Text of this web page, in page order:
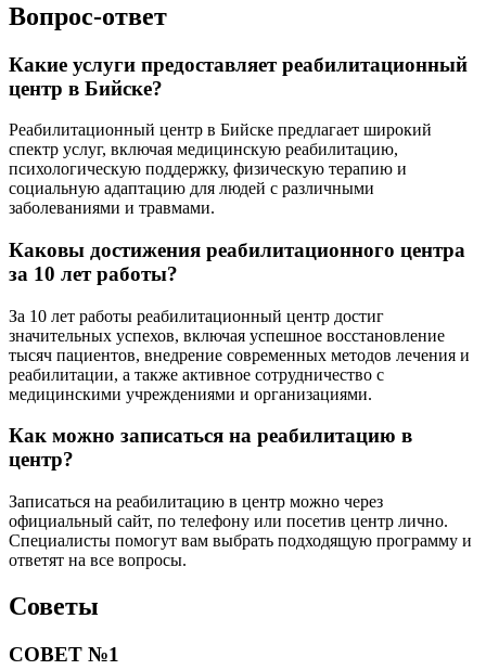
Вопрос-ответ
Какие услуги предоставляет реабилитационный
центр в Бийске?
Реабилитационный центр в Бийске предлагает широкий
спектр услуг, включая медицинскую реабилитацию,
психологическую поддержку, физическую терапию и
социальную адаптацию для людей с различными
заболеваниями и травмами.
Каковы достижения реабилитационного центра
за 10 лет работы?
За 10 лет работы реабилитационный центр достиг
значительных успехов, включая успешное восстановление
тысяч пациентов, внедрение современных методов лечения и
реабилитации, а также активное сотрудничество с
медицинскими учреждениями и организациями.
Как можно записаться на реабилитацию в
центр?
Записаться на реабилитацию в центр можно через
официальный сайт, по телефону или посетив центр лично.
Специалисты помогут вам выбрать подходящую программу и
ответят на все вопросы.
Советы
СОВЕТ №1